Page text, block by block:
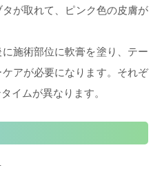
が取れて、ピンク色の皮膚が
施術部位に軟膏を塗り、テー
アが必要になります。それぞ
イムが異なります。